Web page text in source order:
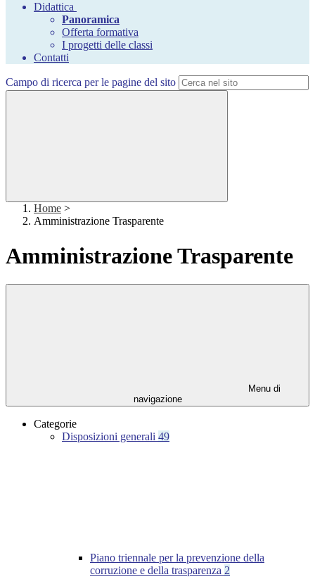
Didattica
Panoramica
Offerta formativa
I progetti delle classi
Contatti
Campo di ricerca per le pagine del sito
Home >
Amministrazione Trasparente
Amministrazione Trasparente
Menu di
navigazione
Categorie
Disposizioni generali 49
Piano triennale per la prevenzione della
corruzione e della trasparenza 2